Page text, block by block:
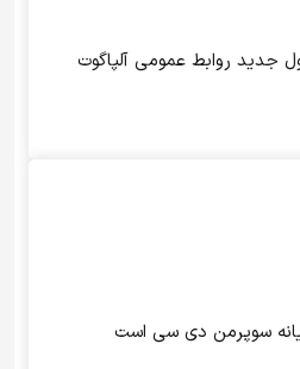
جدید روابط عمومی آلپاگوت
سوپرمن دی سی است